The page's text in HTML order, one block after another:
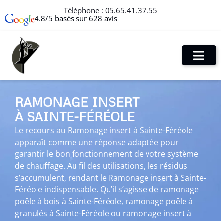
Téléphone : 05.65.41.37.55
4.8/5 basés sur 628 avis
RAMONAGE INSERT
À SAINTE-FÉRÉOLE
Le recours au Ramonage insert à Sainte-Féréole
apparaît comme une réponse adaptée pour
garantir le bon fonctionnement de votre système
de chauffage. Au fil des utilisations, les résidus
s’accumulent, rendant le Ramonage insert à Sainte-
Féréole indispensable. Qu’il s’agisse de ramonage
poêle à bois à Sainte-Féréole, ramonage poêle à
granulés à Sainte-Féréole ou ramonage insert à